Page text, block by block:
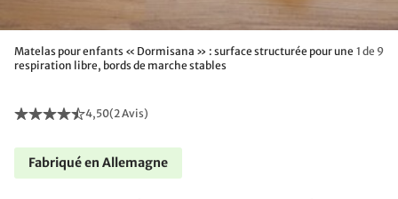
Matelas pour enfants « Dormisana » : surface structurée pour une
respiration libre, bords de marche stables
1 de 9
4,50(2 Avis)
Fabriqué en Allemagne